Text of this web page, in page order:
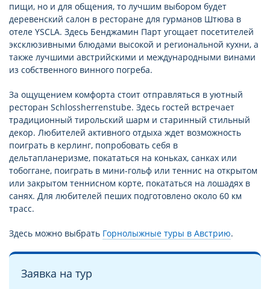
пищи, но и для общения, то лучшим выбором будет
деревенский салон в ресторане для гурманов Штюва в
отеле YSCLA. Здесь Бенджамин Парт угощает посетителей
эксклюзивными блюдами высокой и региональной кухни, а
также лучшими австрийскими и международными винами
из собственного винного погреба.
За ощущением комфорта стоит отправляться в уютный
ресторан Schlossherrenstube. Здесь гостей встречает
традиционный тирольский шарм и старинный стильный
декор. Любителей активного отдыха ждет возможность
поиграть в керлинг, попробовать себя в
дельтапланеризме, покататься на коньках, санках или
тобоггане, поиграть в мини-гольф или теннис на открытом
или закрытом теннисном корте, покататься на лошадях в
санях. Для любителей пеших подготовлено около 60 км
трасс.
Здесь можно выбрать Горнолыжные туры в Австрию.
Заявка на тур